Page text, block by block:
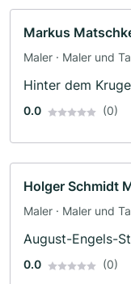
Markus
Maler · Maler und
Hinter dem
0.0 (0)
Holger Schmidt
Maler · Maler und
August-Engels-
0.0 (0)